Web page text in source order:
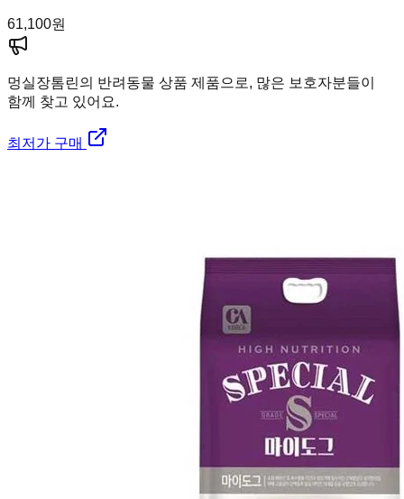
61,100원
멍실장톰린의 반려동물 상품 제품으로, 많은 보호자분들이
함께 찾고 있어요.
최저가 구매